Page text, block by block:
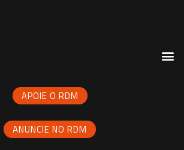
APOIE O RDM
ANUNCIE NO RDM